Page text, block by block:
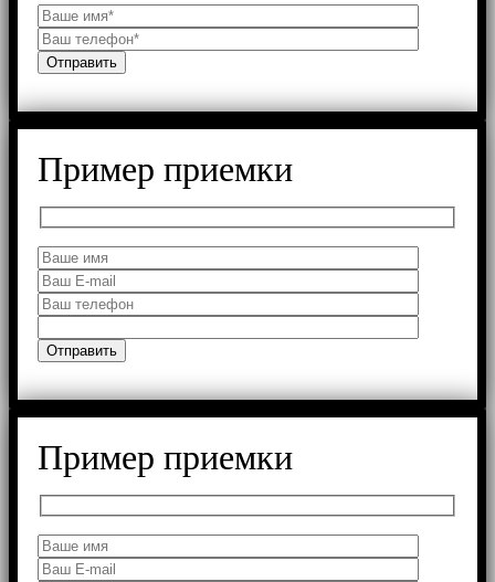
Пример приемки
Пример приемки